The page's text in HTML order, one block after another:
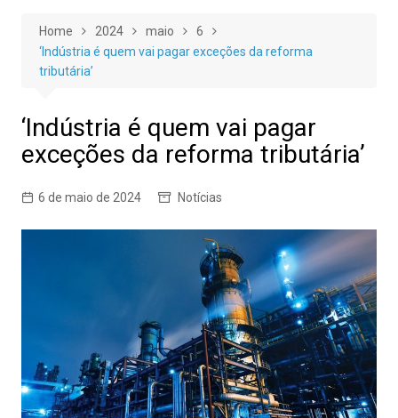
Home 2024 maio
6
‘Indústria é quem vai pagar exceções da reforma
tributária’
‘Indústria é quem vai pagar
exceções da reforma tributária’
6 de maio de 2024 Notícias